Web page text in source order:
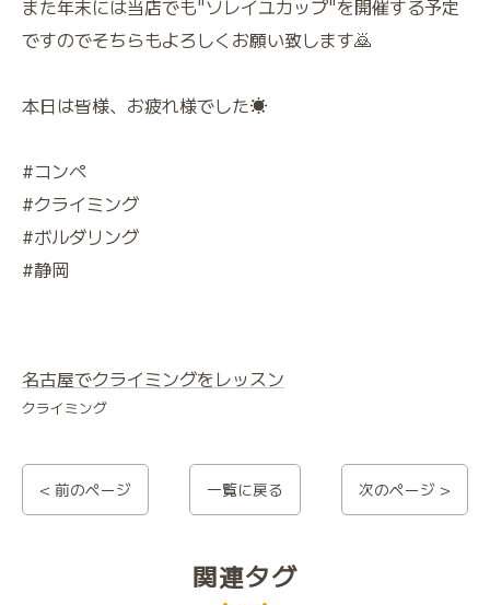
また年末には当店でも"ソレイユカップ"を開催する予定
ですのでそちらもよろしくお願い致します🙇
本日は皆様、お疲れ様でした☀️
#コンペ
#クライミング
#ボルダリング
#静岡
名古屋でクライミングをレッスン
クライミング
< 前のページ 一覧に戻る 次のページ >
関連タグ